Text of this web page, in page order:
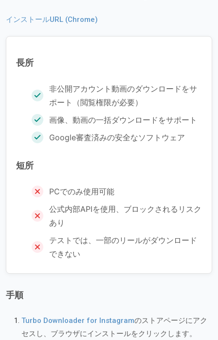
インストールURL (Chrome)
長所
非公開アカウント動画のダウンロードをサ
ポート（閲覧権限が必要）
画像、動画の一括ダウンロードをサポート
Google審査済みの安全なソフトウェア
短所
PCでのみ使用可能
公式内部APIを使用、ブロックされるリスク
あり
テストでは、一部のリールがダウンロード
できない
手順
Turbo Downloader for Instagramのストアページにアク
セスし、ブラウザにインストールをクリックします。